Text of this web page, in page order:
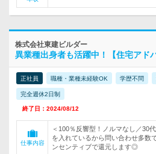
株式会社東建ビルダー
異業種出身者も活躍中！【住宅アド
正社員 職種・業種未経験OK 学歴不問
完全週休2日制
終了日：2024/08/12
仕事内容
＜100％反響型！ノルマなし／30
を入れているから問い合わせ多数
ンセンティブで還元します◎